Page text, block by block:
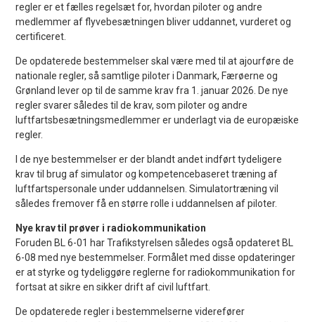
regler er et fælles regelsæt for, hvordan piloter og andre
medlemmer af flyvebesætningen bliver uddannet, vurderet og
certificeret.
De opdaterede bestemmelser skal være med til at ajourføre de
nationale regler, så samtlige piloter i Danmark, Færøerne og
Grønland lever op til de samme krav fra 1. januar 2026. De nye
regler svarer således til de krav, som piloter og andre
luftfartsbesætningsmedlemmer er underlagt via de europæiske
regler.
I de nye bestemmelser er der blandt andet indført tydeligere
krav til brug af simulator og kompetencebaseret træning af
luftfartspersonale under uddannelsen. Simulatortræning vil
således fremover få en større rolle i uddannelsen af piloter.
Nye krav til prøver i radiokommunikation
Foruden BL 6-01 har Trafikstyrelsen således også opdateret BL
6-08 med nye bestemmelser. Formålet med disse opdateringer
er at styrke og tydeliggøre reglerne for radiokommunikation for
fortsat at sikre en sikker drift af civil luftfart.
De opdaterede regler i bestemmelserne viderefører